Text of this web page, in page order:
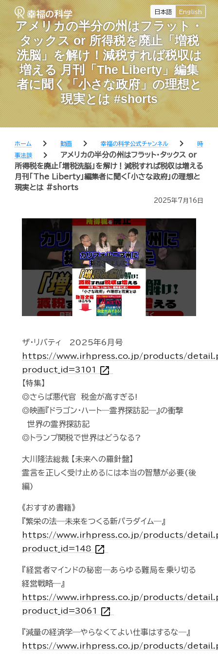
日本語 English
アメリカの半分の州はフラット・
タックス or 所得税を廃止「増税
洗脳」を解け！減税すれば税収は
増える 月刊「The Liberty」編集
者に聞く「小さな政府」の理想と
現実とは #shorts
ホーム chevron_right 動画 chevron_right 幸福の科学公式チャンネル chevron_right
時
事法談
chevron_right
アメリカの半分の州はフラット・タックス or
所得税を廃止「増税洗脳」を解け！減税すれば税収は増える
月刊「The Liberty」編集者に聞く「小さな政府」の理想と
現実とは #shorts
2025年7月16日
Play
ザ・リバティ 2025年6月号
https://www.irhpress.co.jp/products/
product_id=3101 open_in_new
【特集】
◎さらば悪代官 税金が高すぎる!
◎映画『ドラゴン・ハート―霊界探訪記―』の衝撃
世界の霊界探訪記
◎トランプ関税で世界はどうなる?
大川隆法総裁 【未来への羅針盤】
霊言を正しく受け止めるには本当の智慧が必要(後
編)
《おすすめ書籍》
『繁栄の法―未来をつくる新パラダイム―』
https://www.irhpress.co.jp/products/
product_id=148 open_in_new
『経営者マインドの秘密―あらゆる難局を乗り切る
経営戦略―』
https://www.irhpress.co.jp/products/
product_id=3061 open_in_new
『減量の経済学―やらなくてよい仕事はするな―』
https://www.irhpress.co.jp/products/